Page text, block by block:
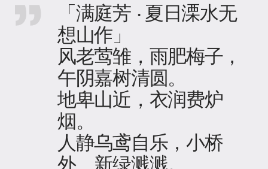
「满庭芳 · 夏日溧水无
想山作」
风老莺雏，雨肥梅子，
午阴嘉树清圆。
地卑山近，衣润费炉
烟。
人静乌鸢自乐，小桥
外、新绿溅溅。